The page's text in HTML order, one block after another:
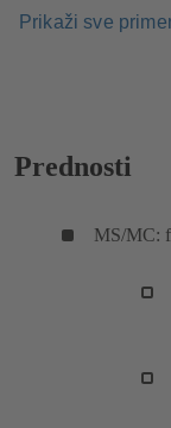
Prikaži sve
Prednosti
MS/MC: